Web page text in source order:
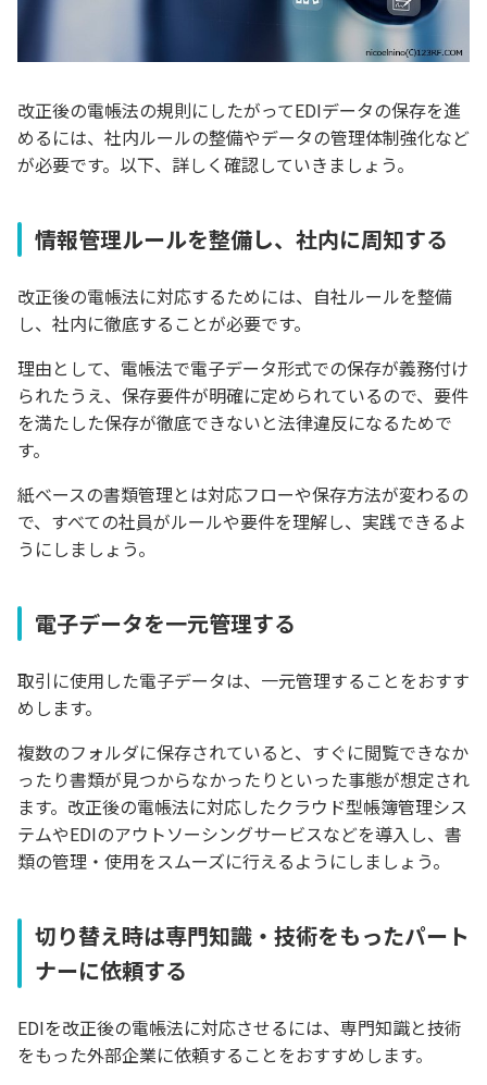
改正後の電帳法の規則にしたがってEDIデータの保存を進
めるには、社内ルールの整備やデータの管理体制強化など
が必要です。以下、詳しく確認していきましょう。
情報管理ルールを整備し、社内に周知する
改正後の電帳法に対応するためには、自社ルールを整備
し、社内に徹底することが必要です。
理由として、電帳法で電子データ形式での保存が義務付け
られたうえ、保存要件が明確に定められているので、要件
を満たした保存が徹底できないと法律違反になるためで
す。
紙ベースの書類管理とは対応フローや保存方法が変わるの
で、すべての社員がルールや要件を理解し、実践できるよ
うにしましょう。
電子データを一元管理する
取引に使用した電子データは、一元管理することをおすす
めします。
複数のフォルダに保存されていると、すぐに閲覧できなか
ったり書類が見つからなかったりといった事態が想定され
ます。改正後の電帳法に対応したクラウド型帳簿管理シス
テムやEDIのアウトソーシングサービスなどを導入し、書
類の管理・使用をスムーズに行えるようにしましょう。
切り替え時は専門知識・技術をもったパート
ナーに依頼する
EDIを改正後の電帳法に対応させるには、専門知識と技術
をもった外部企業に依頼することをおすすめします。